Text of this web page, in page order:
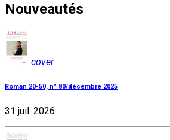
Nouveautés
cover
Roman 20-50, n° 80/décembre 2025
31 juil. 2026